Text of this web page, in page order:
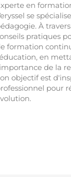
en
se
À
pratiques
formation
en
de la
objectif est
pour